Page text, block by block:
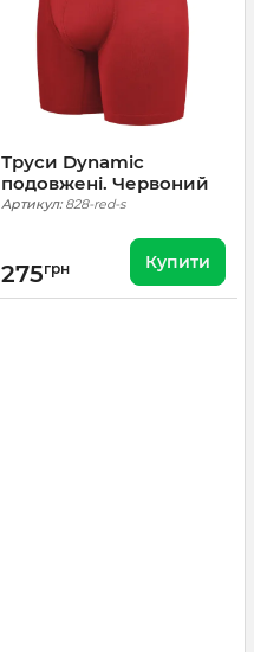
Труси Dynamic
подовжені. Червоний
Артикул:828-red-s
275грн Купити